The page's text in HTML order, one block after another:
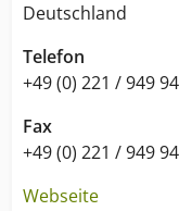
Deutschland
Telefon
+49 (0) 221 / 949
Fax
+49 (0) 221 / 949
Webseite